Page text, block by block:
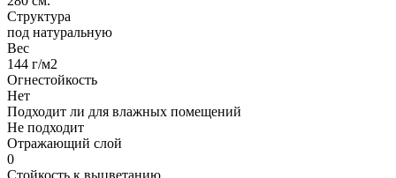
Структура
под натуральную
Вес
144 г/м2
Огнестойкость
Нет
Подходит ли для влажных помещений
Не подходит
Отражающий слой
0